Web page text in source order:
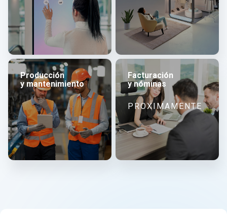
Producción
y mantenimiento
Facturación
y nóminas
PROXIMAMENTE